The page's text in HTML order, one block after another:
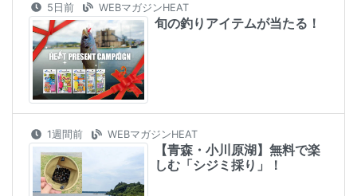
5日前 WEBマガジンHEAT
旬の釣りアイテムが当たる！
1週間前 WEBマガジンHEAT
【青森・小川原湖】無料で楽
しむ「シジミ採り」！